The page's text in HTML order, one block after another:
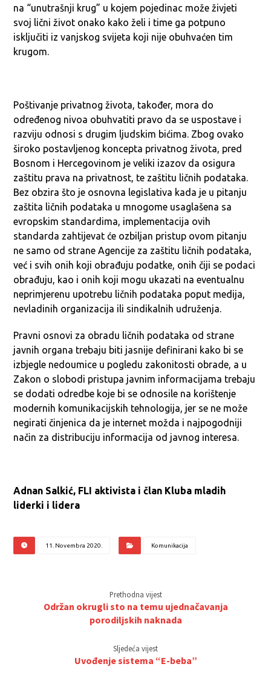
na “unutrašnji krug” u kojem pojedinac može živjeti
svoj lični život onako kako želi i time ga potpuno
isključiti iz vanjskog svijeta koji nije obuhvaćen tim
krugom.
Poštivanje privatnog života, također, mora do
određenog nivoa obuhvatiti pravo da se uspostave i
razviju odnosi s drugim ljudskim bićima. Zbog ovako
široko postavljenog koncepta privatnog života, pred
Bosnom i Hercegovinom je veliki izazov da osigura
zaštitu prava na privatnost, te zaštitu ličnih podataka.
Bez obzira što je osnovna legislativa kada je u pitanju
zaštita ličnih podataka u mnogome usaglašena sa
evropskim standardima, implementacija ovih
standarda zahtijevat će ozbiljan pristup ovom pitanju
ne samo od strane Agencije za zaštitu ličnih podataka,
već i svih onih koji obrađuju podatke, onih čiji se podaci
obrađuju, kao i onih koji mogu ukazati na eventualnu
neprimjerenu upotrebu ličnih podataka poput medija,
nevladinih organizacija ili sindikalnih udruženja.
Pravni osnovi za obradu ličnih podataka od strane
javnih organa trebaju biti jasnije definirani kako bi se
izbjegle nedoumice u pogledu zakonitosti obrade, a u
Zakon o slobodi pristupa javnim informacijama trebaju
se dodati odredbe koje bi se odnosile na korištenje
modernih komunikacijskih tehnologija, jer se ne može
negirati činjenica da je internet možda i najpogodniji
način za distribuciju informacija od javnog interesa.
Adnan Salkić, FLI aktivista i član Kluba mladih
liderki i lidera
11. Novembra 2020. Komunikacija
Prethodna vijest
Održan okrugli sto na temu ujednačavanja
porodiljskih naknada
Sljedeća vijest
Uvođenje sistema “E-beba”